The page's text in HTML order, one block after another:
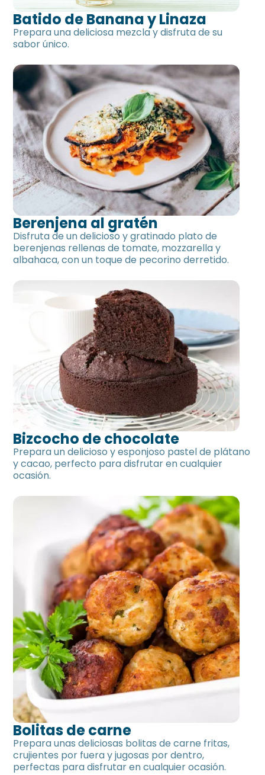
Batido de Banana y Linaza
Prepara una deliciosa mezcla y disfruta de su
sabor único.
Berenjena al gratén
Disfruta de un delicioso y gratinado plato de
berenjenas rellenas de tomate, mozzarella y
albahaca, con un toque de pecorino derretido.
Bizcocho de chocolate
Prepara un delicioso y esponjoso pastel de plátano
y cacao, perfecto para disfrutar en cualquier
ocasión.
Bolitas de carne
Prepara unas deliciosas bolitas de carne fritas,
crujientes por fuera y jugosas por dentro,
perfectas para disfrutar en cualquier ocasión.